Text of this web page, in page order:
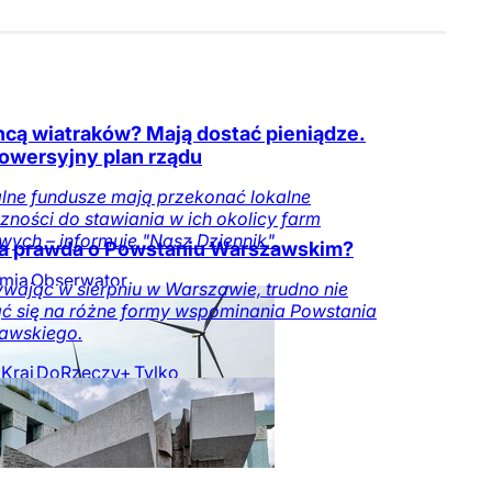
wiatraków? Mają dostać pieniądze.
plan rządu
fundusze mają przekonać lokalne
do stawiania w ich okolicy farm
– informuje "Nasz Dziennik".
Obserwator
prawda o Powstaniu Warszawskim?
w sierpniu w Warszawie, trudno nie
się na różne formy wspominania Powstania
Kraj DoRzeczy+ Tylko